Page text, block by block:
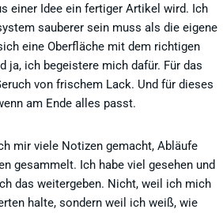
einer Idee ein fertiger Artikel wird. Ich
sauberer sein muss als die eigene
eine Oberfläche mit dem richtigen
ja, ich begeistere mich dafür. Für das
von frischem Lack. Und für dieses
am Ende alles passt.
mir viele Notizen gemacht, Abläufe
gesammelt. Ich habe viel gesehen und
das weitergeben. Nicht, weil ich mich
halte, sondern weil ich weiß, wie